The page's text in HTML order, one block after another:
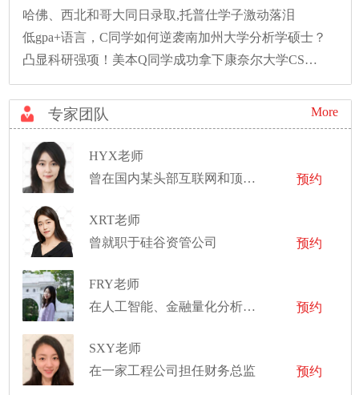
哈佛、西北和哥大同日录取,托普仕学子激动落泪
低gpa+语言，C同学如何逆袭南加州大学分析学硕士？
凸显科研强项！美本Q同学成功拿下康奈尔大学CS硕士录取！
专家团队 More
HYX老师
曾在国内某头部互联网和顶尖证券公司工作
预约
XRT老师
曾就职于硅谷资管公司
预约
FRY老师
在人工智能、金融量化分析等领域拥有丰富的职业经验
预约
SXY老师
在一家工程公司担任财务总监
预约